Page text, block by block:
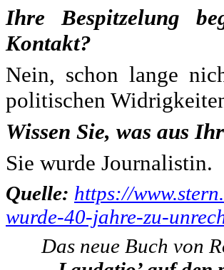
Ihre Bespitzelung
Kontakt?
Nein, schon lange
politischen
Wissen Sie, was aus
Sie wurde Journalistin.
Quelle: https://
wurde-40-jahre-zu-
Das neue Buch von